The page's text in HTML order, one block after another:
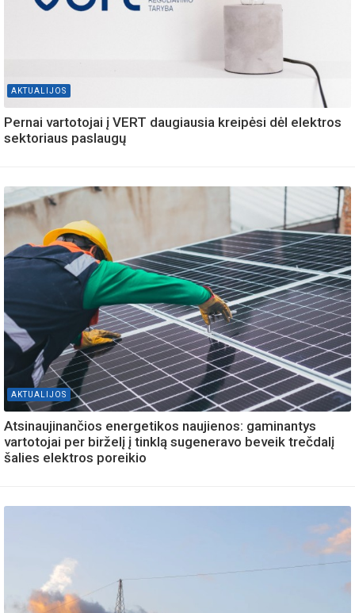
AKTUALIJOS
Pernai vartotojai į VERT daugiausia kreipėsi dėl elektros
sektoriaus paslaugų
AKTUALIJOS
Atsinaujinančios energetikos naujienos: gaminantys
vartotojai per birželį į tinklą sugeneravo beveik trečdalį
šalies elektros poreikio